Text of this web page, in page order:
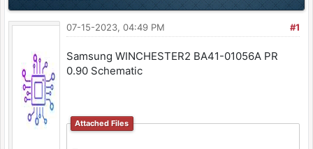
#1
07-15-2023, 04:49 PM
Samsung WINCHESTER2 BA41-01056A PR
0.90 Schematic
Attached Files